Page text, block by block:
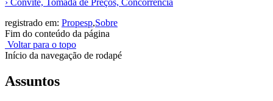
› Convite, Tomada de Preços, Concorrência
registrado em: Propesp,Sobre
Fim do conteúdo da página
Voltar para o topo
Início da navegação de rodapé
Assuntos